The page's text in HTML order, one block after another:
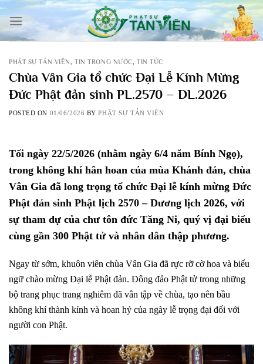
Skip
content
PHẬT SỰ TẢN VIÊN ,TIN TRONG NƯỚC,TIN TỨC
Chùa Vân Gia tổ chức Đại Lễ Kính Mừng
Đức Phật đản sinh PL.2570 – DL.2026
POSTED ON 01/06/2026 BYPHẬT SỰ TẢN VIÊN
Tối ngày 22/5/2026 (nhằm ngày 6/4 năm Bính Ngọ),
trong không khí hân hoan của mùa Khánh đản, chùa
Vân Gia đã long trọng tổ chức Đại lễ kính mừng Đức
Phật đản sinh Phật lịch 2570 – Dương lịch 2026, với
sự tham dự của chư tôn đức Tăng Ni, quý vị đại biểu
cùng gần 300 Phật tử và nhân dân thập phương.
Ngay từ sớm, khuôn viên chùa Vân Gia đã rực rỡ cờ hoa và biểu
ngữ chào mừng Đại lễ Phật đản. Đông đảo Phật tử trong những
bộ trang phục trang nghiêm đã vân tập về chùa, tạo nên bầu
không khí thành kính và hoan hỷ của ngày lễ trọng đại đối với
người con Phật.